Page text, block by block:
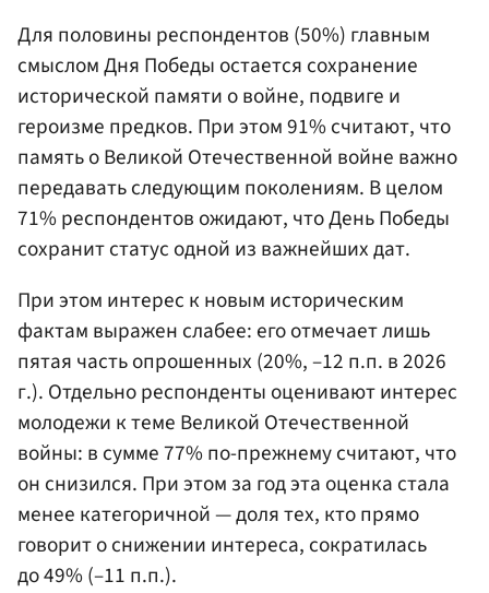
Для половины респондентов (50%) главным
смыслом Дня Победы остается сохранение
исторической памяти о войне, подвиге и
героизме предков. При этом 91% считают, что
память о Великой Отечественной войне важно
передавать следующим поколениям. В целом
71% респондентов ожидают, что День Победы
сохранит статус одной из важнейших дат.
При этом интерес к новым историческим
фактам выражен слабее: его отмечает лишь
пятая часть опрошенных (20%, –12 п.п. в 2026
г.). Отдельно респонденты оценивают интерес
молодежи к теме Великой Отечественной
войны: в сумме 77% по-прежнему считают, что
он снизился. При этом за год эта оценка стала
менее категоричной — доля тех, кто прямо
говорит о снижении интереса, сократилась
до 49% (–11 п.п.).